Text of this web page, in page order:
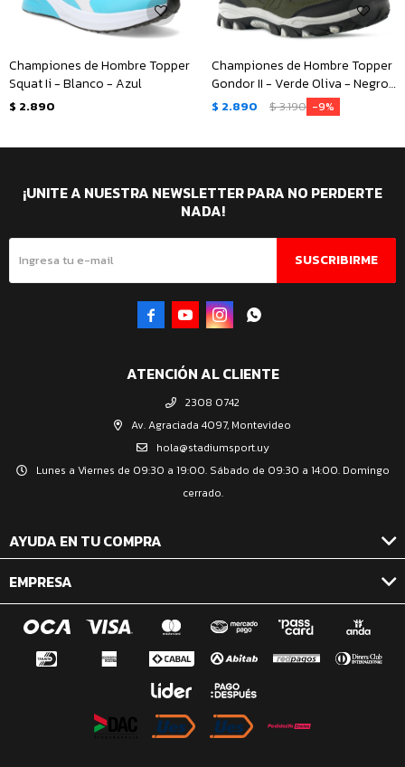
Championes de Hombre Topper
Squat Ii - Blanco - Azul
$ 2.890
Championes de Hombre Topper
Gondor II - Verde Oliva - Negro
- Verde
$ 2.890 $3.190 9
ATENCIÓN AL CLIENTE
2308 0742
Av. Agraciada 4097, Montevideo
hola@stadiumsport.uy
Lunes a Viernes de 09:30 a 19:00. Sábado de 09:30 a 14:00. Domingo
cerrado.
AYUDA EN TU COMPRA
EMPRESA
¡UNITE A NUESTRA NEWSLETTER PARA NO PERDERTE
NADA!
SUSCRIBIRME
   